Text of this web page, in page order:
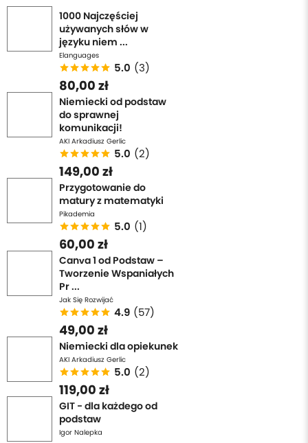
1000 Najczęściej
używanych słów w
języku niem ...
Elanguages
5.0 (3)
80,00 zł
Niemiecki od podstaw
do sprawnej
komunikacji!
AKI Arkadiusz Gerlic
5.0 (2)
149,00 zł
Przygotowanie do
matury z matematyki
Pikademia
5.0 (1)
60,00 zł
Canva 1 od Podstaw –
Tworzenie Wspaniałych
Pr ...
Jak Się Rozwijać
4.9 (57)
49,00 zł
Niemiecki dla opiekunek
AKI Arkadiusz Gerlic
5.0 (2)
119,00 zł
GIT - dla każdego od
podstaw
Igor Nalepka